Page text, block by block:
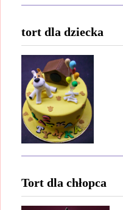
tort dla dziecka
Tort dla chłopca